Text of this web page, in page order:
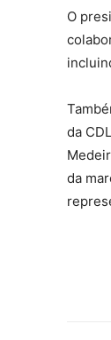
O
da
da